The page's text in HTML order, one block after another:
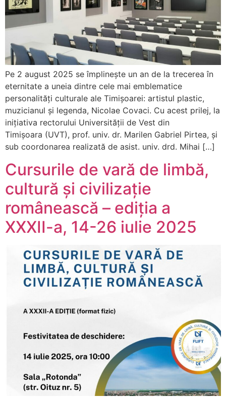
Pe 2 august 2025 se împlinește un an de la trecerea în
eternitate a uneia dintre cele mai emblematice
personalități culturale ale Timișoarei: artistul plastic,
muzicianul și legenda, Nicolae Covaci. Cu acest prilej, la
inițiativa rectorului Universității de Vest din
Timișoara (UVT), prof. univ. dr. Marilen Gabriel Pirtea, și
sub coordonarea realizată de asist. univ. drd. Mihai […]
Cursurile de vară de limbă,
cultură și civilizație
românească – ediția a
XXXII-a, 14-26 iulie 2025